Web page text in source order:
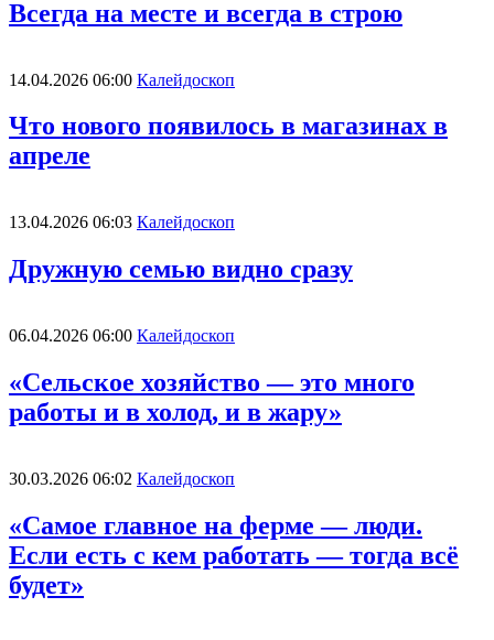
Всегда на месте и всегда в строю
14.04.2026 06:00 Калейдоскоп
Что нового появилось в магазинах в
апреле
13.04.2026 06:03 Калейдоскоп
Дружную семью видно сразу
06.04.2026 06:00 Калейдоскоп
«Сельское хозяйство — это много
работы и в холод, и в жару»
30.03.2026 06:02 Калейдоскоп
«Самое главное на ферме — люди.
Если есть с кем работать — тогда всё
будет»